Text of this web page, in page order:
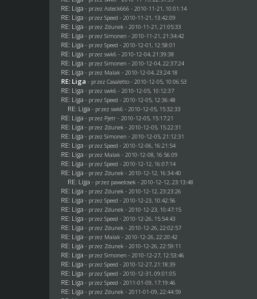
RE: Liga - przez Asteck666 - 2010-11-21, 10:01:14
RE: Liga - przezSpeed - 2010-11-21, 13:42:09
RE: Liga - przez Zdunek - 2010-11-21, 21:05:33
RE: Liga - przezSimonen - 2010-11-21, 21:34:42
RE: Liga - przezSpeed - 2010-12-01, 12:58:01
RE: Liga - przezswk6 - 2010-12-04, 21:39:38
RE: Liga - przezSimonen - 2010-12-04, 22:37:24
RE: Liga - przez Malak - 2010-12-04, 23:24:18
RE: Liga - przezCasaletto - 2010-12-05, 10:06:53
RE: Liga - przezswk6 - 2010-12-05, 10:12:37
RE: Liga - przezSpeed - 2010-12-05, 12:36:48
RE: Liga - przezswk6 - 2010-12-05, 15:32:33
RE: Liga - przez Pjetr - 2010-12-05, 15:17:21
RE: Liga - przez Zdunek - 2010-12-05, 15:22:31
RE: Liga - przezSimonen - 2010-12-05, 21:12:31
RE: Liga - przezSpeed - 2010-12-06, 16:21:54
RE: Liga - przez Malak - 2010-12-08, 16:56:09
RE: Liga - przezSpeed - 2010-12-12, 16:07:14
RE: Liga - przez Zdunek - 2010-12-12, 16:34:40
RE: Liga - przez pawelosek - 2010-12-12, 23:13:48
RE: Liga - przez Zdunek - 2010-12-12, 23:23:26
RE: Liga - przezSpeed - 2010-12-23, 10:42:56
RE: Liga - przez Zdunek - 2010-12-23, 10:47:15
RE: Liga - przezSpeed - 2010-12-26, 15:54:43
RE: Liga - przez Zdunek - 2010-12-26, 22:02:57
RE: Liga - przez Malak - 2010-12-26, 22:20:42
RE: Liga - przez Zdunek - 2010-12-26, 22:59:11
RE: Liga - przezSimonen - 2010-12-27, 12:53:46
RE: Liga - przezSpeed - 2010-12-27, 21:18:39
RE: Liga - przezSpeed - 2010-12-31, 09:01:05
RE: Liga - przezSpeed - 2011-01-09, 17:19:46
RE: Liga - przez Zdunek - 2011-01-09, 22:44:59